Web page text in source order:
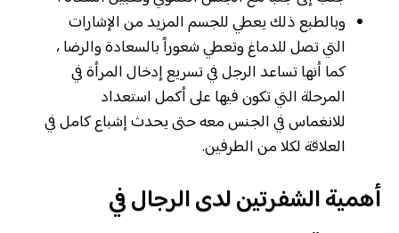
وبالطبع ذلك يعطي للجسم المزيد من الإشارات
التي تصل للدماغ وتعطي شعوراً بالسعادة والرضا ،
كما أنها تساعد الرجل في تسريع إدخال المرأة في
المرحلة التي تكون فيها على أكمل استعداد
للانغماس في الجنس معه حتى يحدث إشباع كامل في
العلاقة لكلا من الطرفين.
أهمية الشفرتين لدى الرجال في